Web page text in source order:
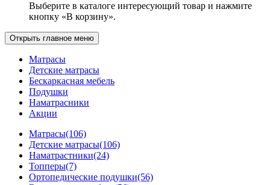
Выберите в каталоге интересующий товар и нажмите
кнопку «В корзину».
Открыть главное меню
Матрасы
Детские матрасы
Бескаркасная мебель
Подушки
Наматрасники
Акции
Матрасы(106)
Детские матрасы(106)
Наматрастники(24)
Топперы(7)
Ортопедические подушки(56)